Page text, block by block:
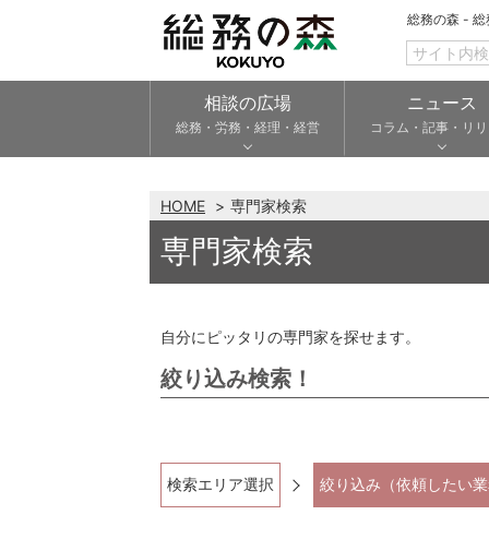
総務の森 - 総
相談の広場
総務・労務・経理・経営
ニュース
コラム・記事・リ
HOME 専門家検索
専門家検索
自分にピッタリの専門家を探せます。
絞り込み検索！
検索エリア選択 絞り込み（依頼したい